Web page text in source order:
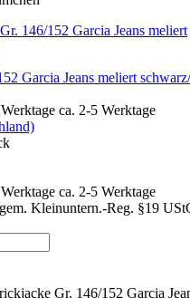
Garcia Jeans meliert
ca. 2-5 Werktage
ca. 2-5 Werktage
Kleinuntern.-Reg. §19